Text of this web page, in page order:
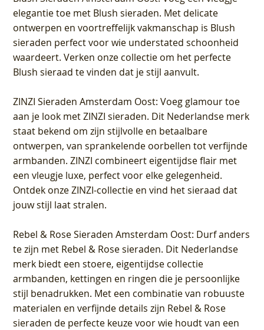
elegantie toe met Blush sieraden. Met delicate
ontwerpen en voortreffelijk vakmanschap is Blush
sieraden perfect voor wie understated schoonheid
waardeert. Verken onze collectie om het perfecte
Blush sieraad te vinden dat je stijl aanvult.
ZINZI Sieraden Amsterdam Oost: Voeg glamour toe
aan je look met ZINZI sieraden. Dit Nederlandse merk
staat bekend om zijn stijlvolle en betaalbare
ontwerpen, van sprankelende oorbellen tot verfijnde
armbanden. ZINZI combineert eigentijdse flair met
een vleugje luxe, perfect voor elke gelegenheid.
Ontdek onze ZINZI-collectie en vind het sieraad dat
jouw stijl laat stralen.
Rebel & Rose Sieraden Amsterdam Oost: Durf anders
te zijn met Rebel & Rose sieraden. Dit Nederlandse
merk biedt een stoere, eigentijdse collectie
armbanden, kettingen en ringen die je persoonlijke
stijl benadrukken. Met een combinatie van robuuste
materialen en verfijnde details zijn Rebel & Rose
sieraden de perfecte keuze voor wie houdt van een